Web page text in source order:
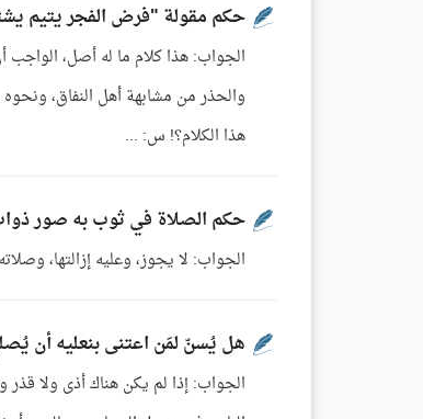
حكم مقولة "فرض الفجر يتيم
الجواب: هذا كلام ما له أصل، الواجب
والحذر من مشابهة أهل النفاق،
هذا الكلام؟! س: ...
حكم الصلاة في ثوب به صور
الجواب: لا يجوز، وعليه إزالتها،
هل يُسنّ لمَن اعتنى بنعليه أن
الجواب: إذا لم يكن هناك أذى ولا